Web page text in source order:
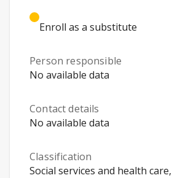
Enroll as a substitute
Person responsible
No available data
Contact details
No available data
Classification
Social services and health